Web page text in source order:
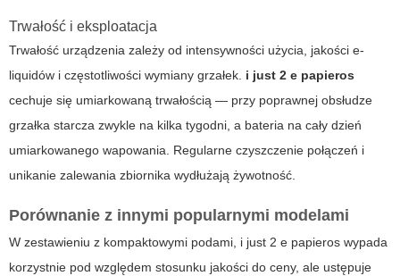
Trwałość i eksploatacja
Trwałość urządzenia zależy od intensywności użycia, jakości e-
liquidów i częstotliwości wymiany grzałek. i just 2 e papieros
cechuje się umiarkowaną trwałością — przy poprawnej obsłudze
grzałka starcza zwykle na kilka tygodni, a bateria na cały dzień
umiarkowanego wapowania. Regularne czyszczenie połączeń i
unikanie zalewania zbiornika wydłużają żywotność.
Porównanie z innymi popularnymi modelami
W zestawieniu z kompaktowymi podami, i just 2 e papieros wypada
korzystnie pod względem stosunku jakości do ceny, ale ustępuje